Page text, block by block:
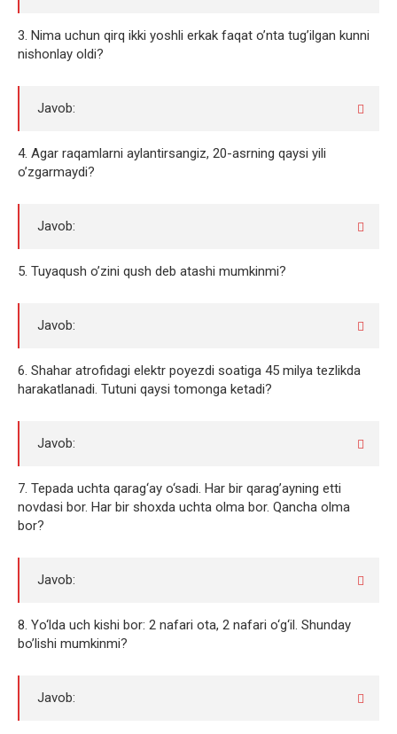
3. Nima uchun qirq ikki yoshli erkak faqat o’nta tug’ilgan kunni
nishonlay oldi?
Javob:
4. Agar raqamlarni aylantirsangiz, 20-asrning qaysi yili
o’zgarmaydi?
Javob:
5. Tuyaqush o’zini qush deb atashi mumkinmi?
Javob:
6. Shahar atrofidagi elektr poyezdi soatiga 45 milya tezlikda
harakatlanadi. Tutuni qaysi tomonga ketadi?
Javob:
7. Tepada uchta qarag‘ay o‘sadi. Har bir qarag’ayning etti
novdasi bor. Har bir shoxda uchta olma bor. Qancha olma
bor?
Javob:
8. Yo‘lda uch kishi bor: 2 nafari ota, 2 nafari o‘g‘il. Shunday
bo’lishi mumkinmi?
Javob: